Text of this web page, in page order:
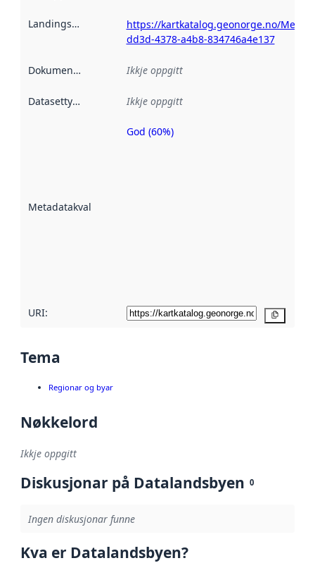
Landingsside
https://kartkatalog.geonorge.no/
dd3d-4378-a4b8-834746a4e137
Dokumentasjon Ikkje oppgitt
Datasettype Ikkje oppgitt
Metadatakvalitet
Metadatakvalitet
God (60%)
URI:
Tema
Regionar og byar
Nøkkelord
Ikkje oppgitt
Diskusjonar på Datalandsbyen 0
Ingen diskusjonar funne
Kva er Datalandsbyen?